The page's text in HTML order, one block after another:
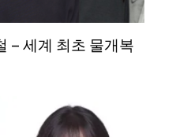
– 세계 최초 물개복